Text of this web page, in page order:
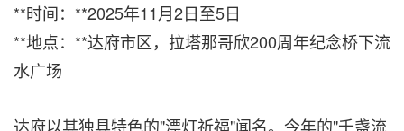
**时间：**2025年11月2日至5日
**地点：**达府市区，拉塔那哥欣200周年纪念桥下流
水广场
达府以其独具特色的"漂灯祈福"闻名。今年的"千盏流